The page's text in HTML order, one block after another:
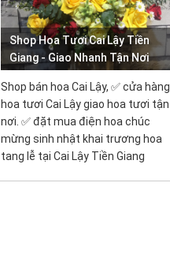
Shop Hoa Tươi Cai Lậy Tiền
Giang - Giao Nhanh Tận Nơi
Shop bán hoa Cai Lậy, ✅ cửa hàng
hoa tươi Cai Lậy giao hoa tươi tận
nơi. ✅ đặt mua điện hoa chúc
mừng sinh nhật khai trương hoa
tang lễ tại Cai Lậy Tiền Giang